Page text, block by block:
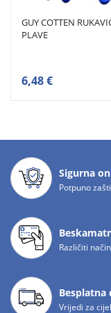
GUY COTTEN
PLAVE
6,48 €
Sigurna
Potpuno
Različiti
Besplatna
Vrijedi za